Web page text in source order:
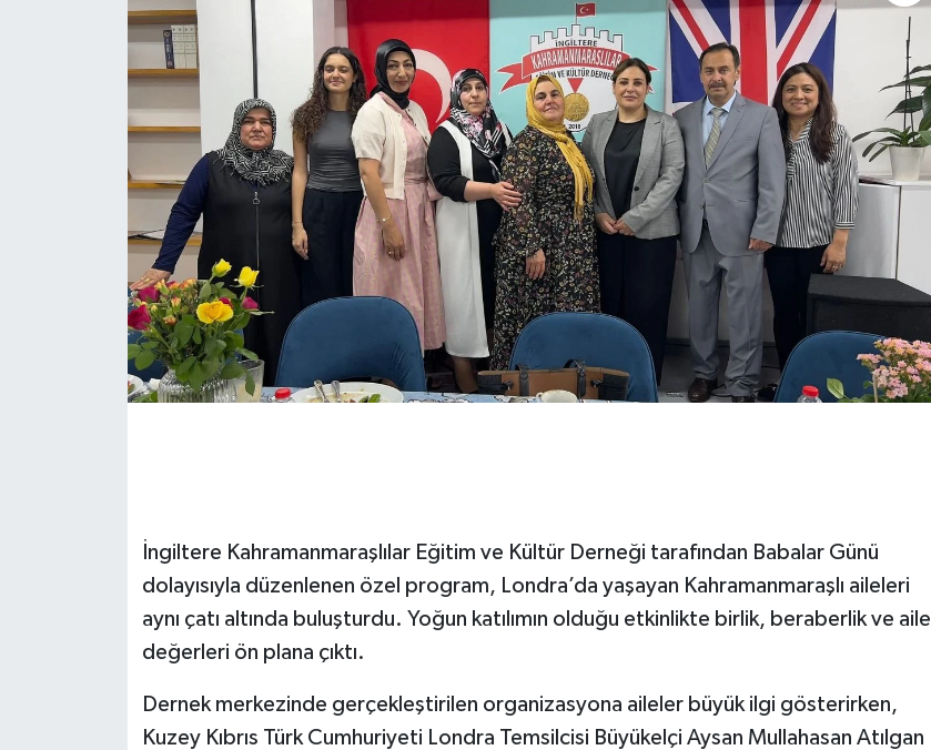
İngiltere Kahramanmaraşlılar Eğitim ve Kültür Derneği tarafından Babalar Günü
dolayısıyla düzenlenen özel program, Londra’da yaşayan Kahramanmaraşlı aileleri
aynı çatı altında buluşturdu. Yoğun katılımın olduğu etkinlikte birlik, beraberlik ve aile
değerleri ön plana çıktı.
Dernek merkezinde gerçekleştirilen organizasyona aileler büyük ilgi gösterirken,
Kuzey Kıbrıs Türk Cumhuriyeti Londra Temsilcisi Büyükelçi Aysan Mullahasan Atılgan
İLÇE HABERLERİ
ROPORTAJ
MAGAZİN
KADIN-AİLE
SEÇİM 2011
BİLİMNET